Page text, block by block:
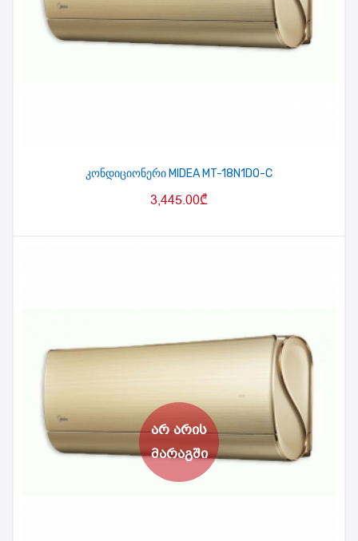
კონდიციონერი MIDEA MT-18N1DO-C
3,445.00₾